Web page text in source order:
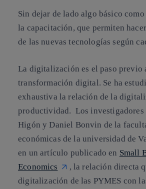
Sin dejar de lado algo básico
la capacitación, que permiten
de las nuevas tecnologías según
La digitalización es el paso previo
transformación digital. Se ha
exhaustiva la relación de la
productividad. Los investigadores
Higón y Daniel Bonvin de la
económicas de la universidad de
en un artículo publicado en Small
Economics
, la relación directa
digitalización de las PYMES con